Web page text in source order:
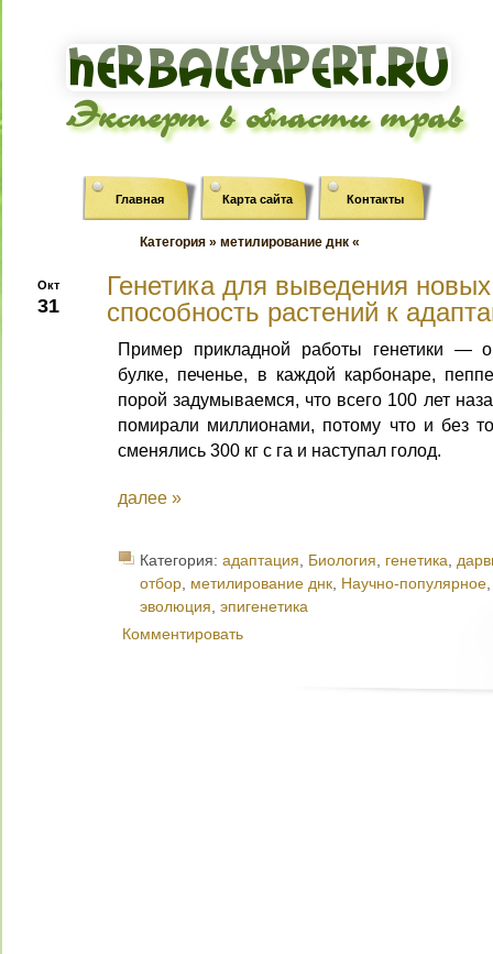
Эксперт в области трав
Главная Карта сайта Контакты
Категория » метилирование днк «
Окт
31
Генетика для выведения
способность растений к
Пример прикладной работы генетики —
булке, печенье, в каждой карбонаре,
порой задумываемся, что всего 100 лет
помирали миллионами, потому что и без
сменялись 300 кг с га и наступал голод.
далее »
Категория: адаптация, Биология, генетика,
отбор, метилирование днк, Научно-популярное
эволюция, эпигенетика
Комментировать